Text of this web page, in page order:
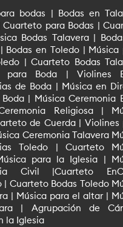
bodas | Bodas en
Cuarteto para Bodas |
Bodas Talavera |
Bodas en Toledo | Música
| Cuarteto Bodas
para Boda | Violines
de Boda | Música en
| Música Ceremonia
Religiosa |
de Cuerda | Violines
Ceremonia Talavera
Toledo | Cuarteto
para la Iglesia |
Civil |Cuarteto
| Cuarteto Bodas Toledo
| Música para el altar |
| Agrupación de
la Iglesia